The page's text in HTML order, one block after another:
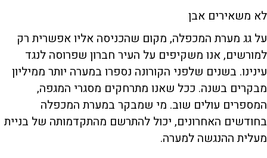
לא משאירים אבן
על גג מערת המכפלה, מקום שהכניסה אליו אפשרית רק
למורשים, אנו משקיפים על העיר חברון שפרוסה לנגד
עינינו. בשנים שלפני הקורונה נספרו במערה יותר ממיליון
מבקרים בשנה. ככל שאנו מתרחקים מסגרי המגפה,
המספרים עולים שוב. מי שמבקר במערת המכפלה
בחודשים האחרונים, יכול להתרשם מהתקדמותה של בניית
מעלית ההנגשה למערה.